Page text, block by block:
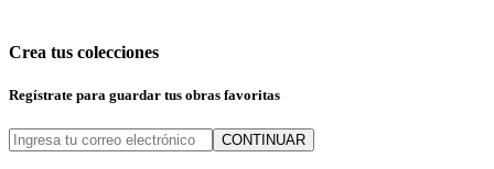
Crea tus colecciones
Regístrate para guardar tus obras favoritas
CONTINUAR